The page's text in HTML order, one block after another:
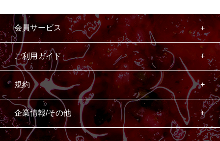
会員サービス
ご利用ガイド
規約
企業情報/その他